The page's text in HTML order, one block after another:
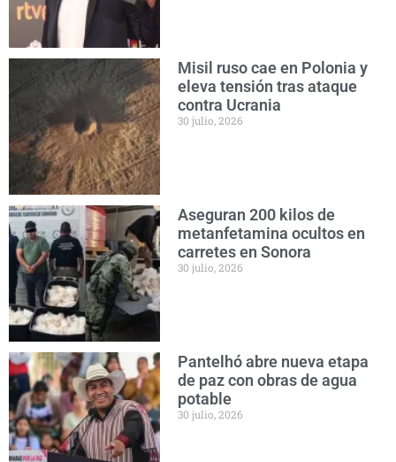
Misil ruso cae en Polonia y
eleva tensión tras ataque
contra Ucrania
30 julio, 2026
Aseguran 200 kilos de
metanfetamina ocultos en
carretes en Sonora
30 julio, 2026
Pantelhó abre nueva etapa
de paz con obras de agua
potable
30 julio, 2026